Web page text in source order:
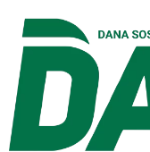
konten